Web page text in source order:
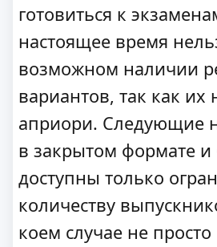
готовиться к
настоящее время
возможном наличии
вариантов, так как их
априори. Следующие
в закрытом формате и
доступны только
количеству
коем случае не просто